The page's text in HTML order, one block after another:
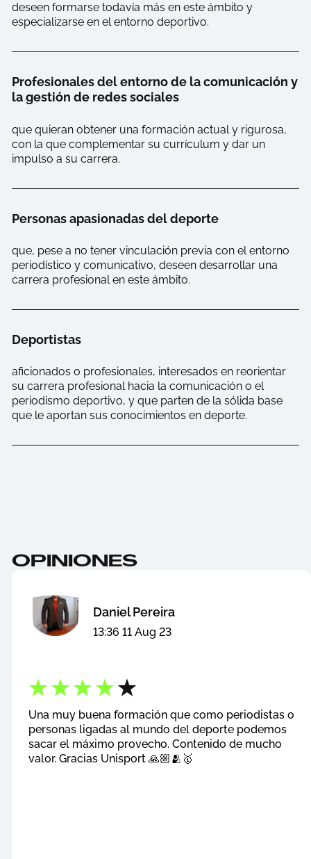
deseen formarse todavía más en este ámbito y
especializarse en el entorno deportivo.
Profesionales del entorno de la comunicación y
la gestión de redes sociales
que quieran obtener una formación actual y rigurosa,
con la que complementar su currículum y dar un
impulso a su carrera.
Personas apasionadas del deporte
que, pese a no tener vinculación previa con el entorno
periodístico y comunicativo, deseen desarrollar una
carrera profesional en este ámbito.
Deportistas
aficionados o profesionales, interesados en reorientar
su carrera profesional hacia la comunicación o el
periodismo deportivo, y que parten de la sólida base
que le aportan sus conocimientos en deporte.
OPINIONES
Daniel Pereira
13:36 11 Aug 23
Una muy buena formación que como periodistas o
personas ligadas al mundo del deporte podemos
sacar el máximo provecho. Contenido de mucho
valor. Gracias Unisport 🙏🏼🫂🥇